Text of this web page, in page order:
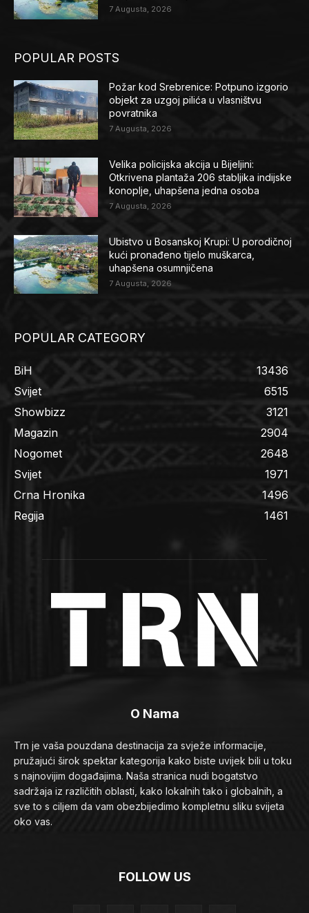
7 Augusta, 2026
POPULAR POSTS
Požar kod Srebrenice: Potpuno izgorio
objekt za uzgoj pilića u vlasništvu
povratnika
7 Augusta, 2026
Velika policijska akcija u Bijeljini:
Otkrivena plantaža 206 stabljika indijske
konoplje, uhapšena jedna osoba
7 Augusta, 2026
Ubistvo u Bosanskoj Krupi: U porodičnoj
kući pronađeno tijelo muškarca,
uhapšena osumnjičena
7 Augusta, 2026
POPULAR CATEGORY
BiH
13436
Svijet
6515
Showbizz
3121
Magazin
2904
Nogomet
2648
Svijet
1971
Crna Hronika
1496
Regija
1461
O Nama
Trn je vaša pouzdana destinacija za svježe informacije,
pružajući širok spektar kategorija kako biste uvijek bili u toku
s najnovijim događajima. Naša stranica nudi bogatstvo
sadržaja iz različitih oblasti, kako lokalnih tako i globalnih, a
sve to s ciljem da vam obezbijedimo kompletnu sliku svijeta
oko vas.
FOLLOW US